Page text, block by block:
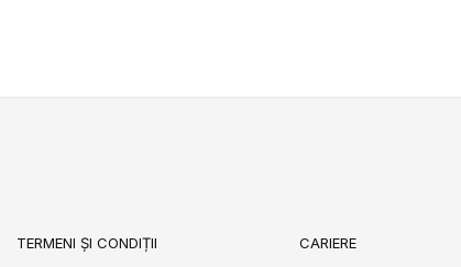
TERMENI ȘI CONDIȚII
CARIERE